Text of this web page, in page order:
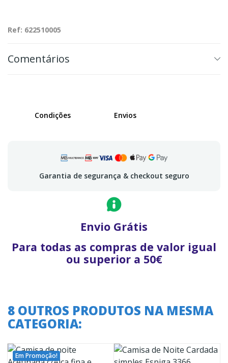
Ref: 622510005
Comentários
Condições Envios
Garantia de segurança & checkout seguro
Envio Grátis
Para todas as compras de valor igual
ou superior a 50€
8 OUTROS PRODUTOS NA MESMA
CATEGORIA:
Em Promoção!